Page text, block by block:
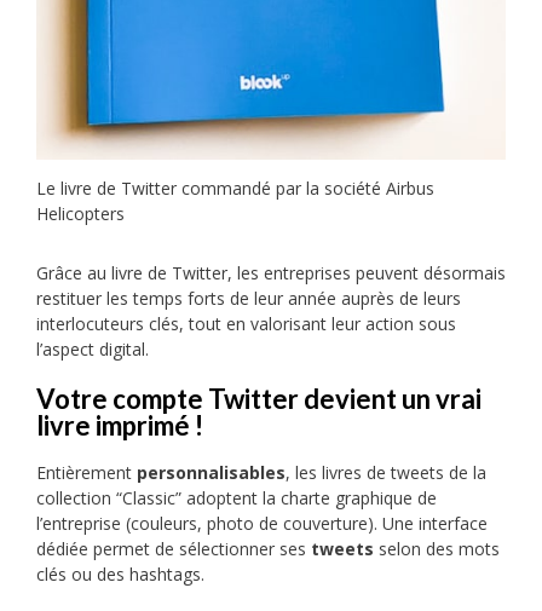
Le livre de Twitter commandé par la société Airbus
Helicopters
Grâce au livre de Twitter, les entreprises peuvent désormais
restituer les temps forts de leur année auprès de leurs
interlocuteurs clés, tout en valorisant leur action sous
l’aspect digital.
Votre compte Twitter devient un vrai
livre imprimé !
Entièrement personnalisables, les livres de tweets de la
collection “Classic” adoptent la charte graphique de
l’entreprise (couleurs, photo de couverture). Une interface
dédiée permet de sélectionner ses tweets selon des mots
clés ou des hashtags.